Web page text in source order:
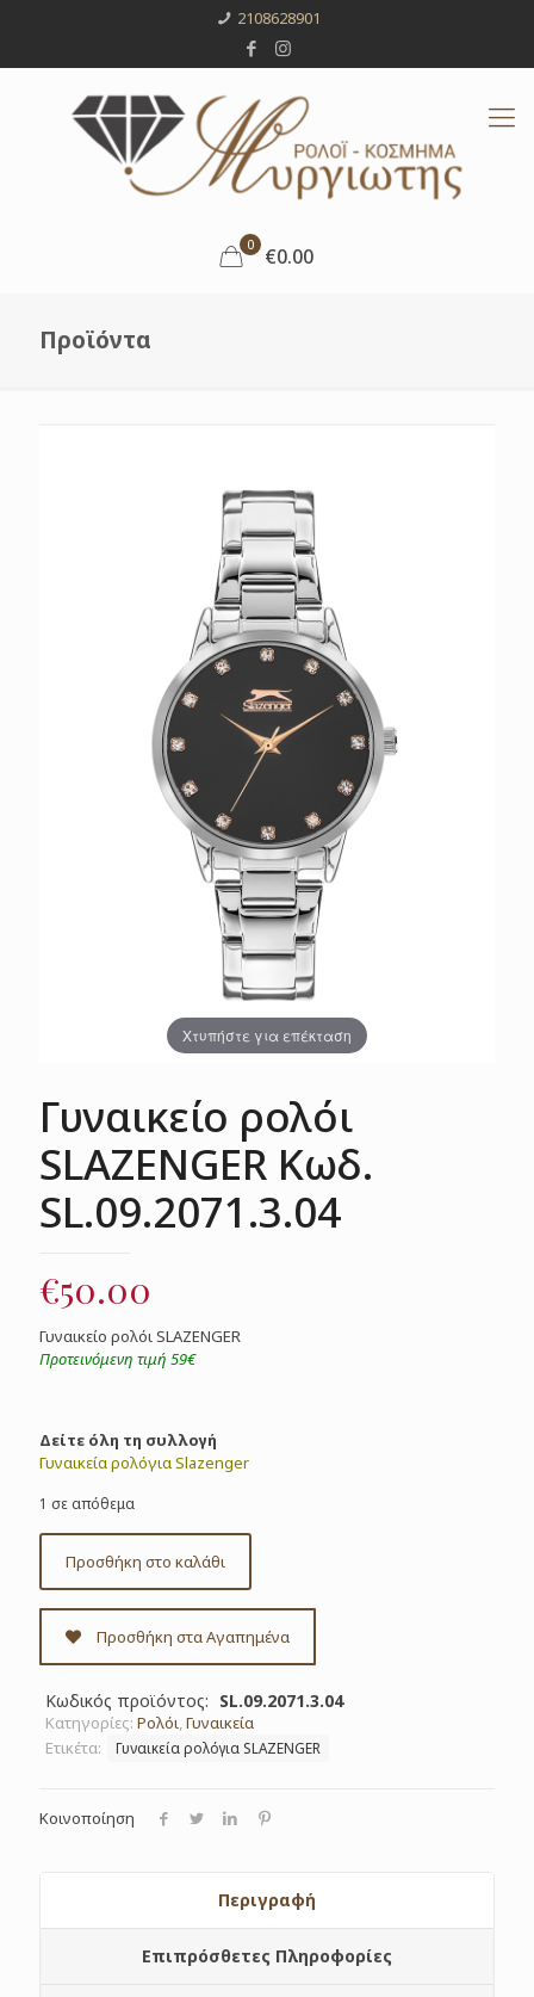
2108628901
0 €0.00
Προϊόντα
Χτυπήστε για επέκταση
Γυναικείο ρολόι
SLAZENGER Κωδ.
SL.09.2071.3.04
€50.00
Γυναικείο ρολόι SLAZENGER
Προτεινόμενη τιμή 59€
Δείτε όλη τη συλλογή
Γυναικεία ρολόγια Slazenger
1 σε απόθεμα
Προσθήκη στο καλάθι
Προσθήκη στα Αγαπημένα
Κωδικός προϊόντος: SL.09.2071.3.04
Κατηγορίες: Ρολόι,Γυναικεία
Ετικέτα:
Γυναικεία ρολόγια SLAZENGER
Κοινοποίηση
Περιγραφή
Επιπρόσθετες Πληροφορίες